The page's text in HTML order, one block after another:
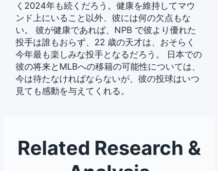
く2024年も続くだろう。健康を維持してマウ
ンド上にいること以外、彼には何の欠点もな
い。 彼が健康であれば、NPB で彼より優れた
投手は誰もおらず、22 歳の天才は、おそらく
今年最も楽しみな投手となるだろう。 日本での
彼の将来とMLBへの移籍の可能性については、
今は待たなければならないが、彼の投球はいつ
見ても感動を与えてくれる。
Related Research &